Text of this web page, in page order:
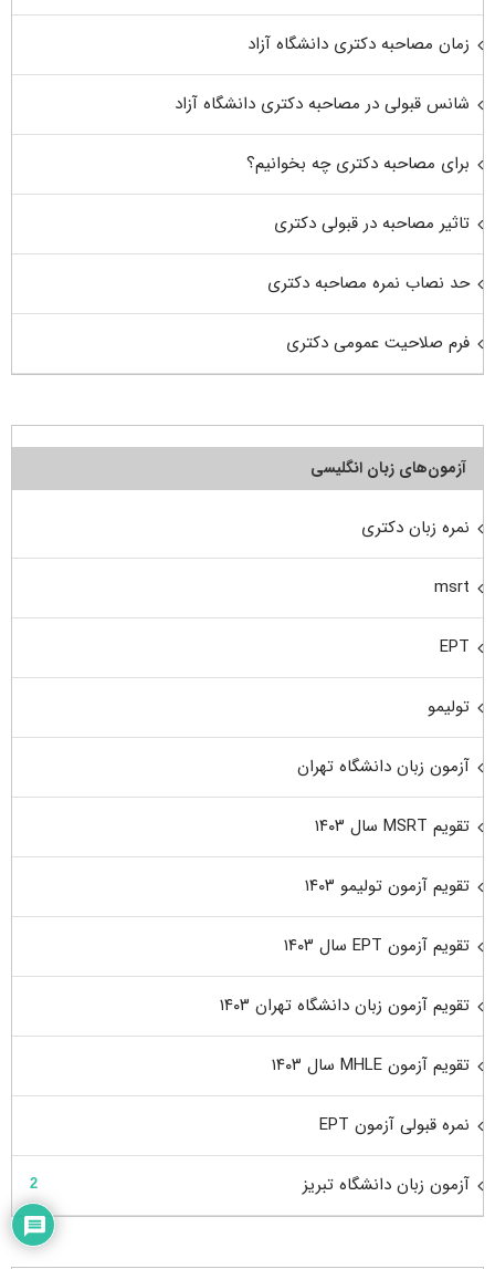
زمان مصاحبه دکتری دانشگاه آزاد
شانس قبولی در مصاحبه دکتری دانشگاه آزاد
برای مصاحبه دکتری چه بخوانیم؟
تاثیر مصاحبه در قبولی دکتری
حد نصاب نمره مصاحبه دکتری
فرم صلاحیت عمومی دکتری
آزمون‌های زبان انگلیسی
نمره زبان دکتری
msrt
EPT
تولیمو
آزمون زبان دانشگاه تهران
تقویم MSRT سال ۱۴۰۳
تقویم آزمون تولیمو ۱۴۰۳
تقویم آزمون EPT سال ۱۴۰۳
تقویم آزمون زبان دانشگاه تهران ۱۴۰۳
تقویم آزمون MHLE سال ۱۴۰۳
نمره قبولی آزمون EPT
آزمون زبان دانشگاه تبریز 2